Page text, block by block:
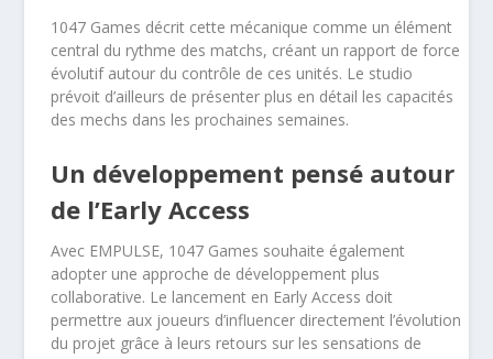
1047 Games décrit cette mécanique comme un élément
central du rythme des matchs, créant un rapport de force
évolutif autour du contrôle de ces unités. Le studio
prévoit d’ailleurs de présenter plus en détail les capacités
des mechs dans les prochaines semaines.
Un développement pensé autour
de l’Early Access
Avec EMPULSE, 1047 Games souhaite également
adopter une approche de développement plus
collaborative. Le lancement en Early Access doit
permettre aux joueurs d’influencer directement l’évolution
du projet grâce à leurs retours sur les sensations de